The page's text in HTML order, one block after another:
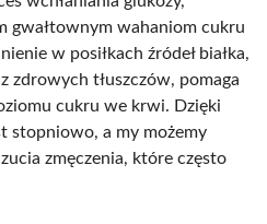
gwałtownym wahaniom cukru
w posiłkach źródeł białka,
zdrowych tłuszczów, pomaga
cukru we krwi. Dzięki
stopniowo, a my możemy
zmęczenia, które często